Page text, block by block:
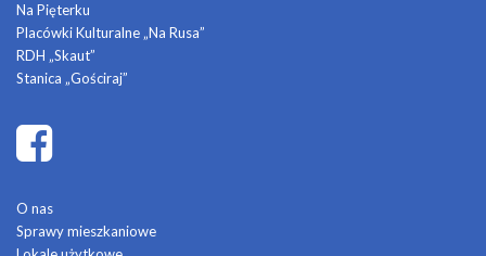
Na Pięterku
Placówki Kulturalne „Na Rusa”
RDH „Skaut”
Stanica „Gościraj”
O nas
Sprawy mieszkaniowe